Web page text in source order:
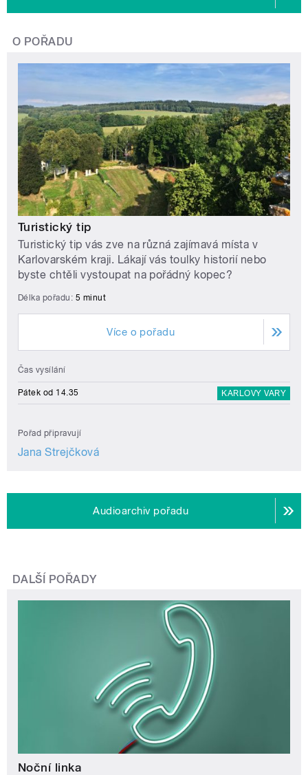
O POŘADU
Turistický tip
Turistický tip vás zve na různá zajímavá místa v
Karlovarském kraji. Lákají vás toulky historií nebo
byste chtěli vystoupat na pořádný kopec?
Délka pořadu: 5 minut
Více o pořadu
Čas vysílání
Pátek od 14.35 KARLOVY VARY
Pořad připravují
Jana Strejčková
Audioarchiv pořadu
DALŠÍ POŘADY
Noční linka